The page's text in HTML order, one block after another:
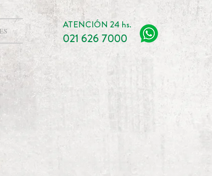
ATENCIÓN 24 hs.
021 626 7000